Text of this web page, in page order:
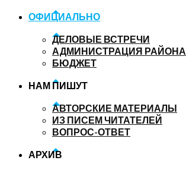
ОФИЦИАЛЬНО
ДЕЛОВЫЕ ВСТРЕЧИ
АДМИНИСТРАЦИЯ РАЙОНА
БЮДЖЕТ
НАМ ПИШУТ
АВТОРСКИЕ МАТЕРИАЛЫ
ИЗ ПИСЕМ ЧИТАТЕЛЕЙ
ВОПРОС-ОТВЕТ
АРХИВ